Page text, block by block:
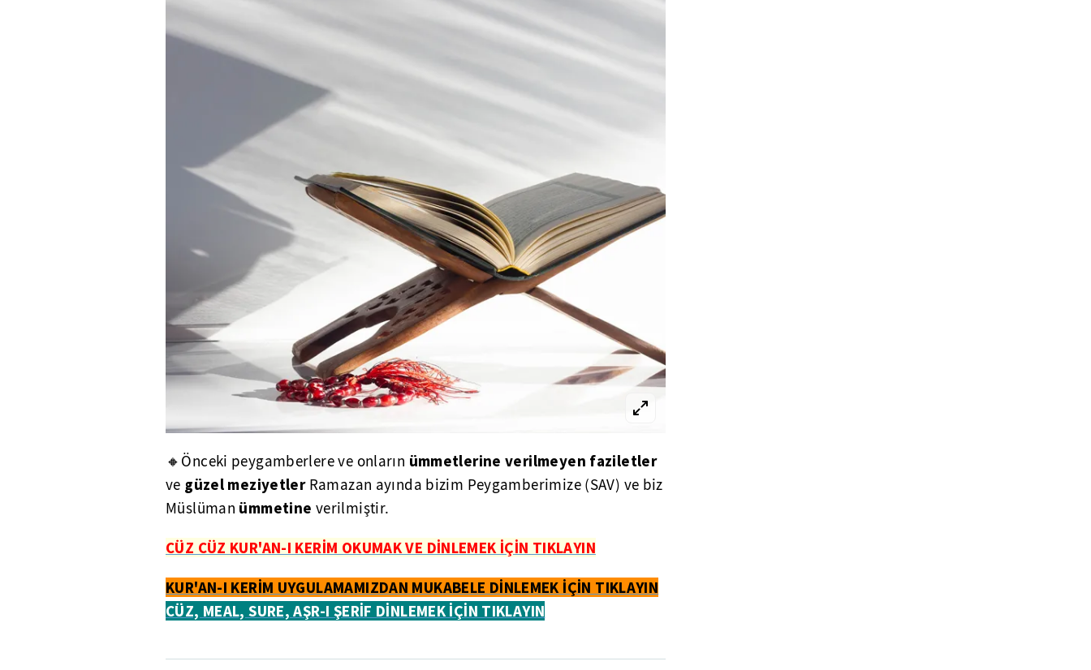
🔸Önceki peygamberlere ve onların ümmetlerine verilmeyen faziletler
ve güzel meziyetlerRamazan ayında bizim Peygamberimize (SAV) ve biz
Müslüman ümmetine verilmiştir.
CÜZ CÜZ KUR'AN-I KERİM OKUMAK VE DİNLEMEK İÇİN TIKLAYIN
KUR'AN-I KERİM UYGULAMAMIZDAN MUKABELE DİNLEMEK İÇİN TIKLAYIN
CÜZ, MEAL, SURE, AŞR-I ŞERİF DİNLEMEK İÇİN TIKLAYIN